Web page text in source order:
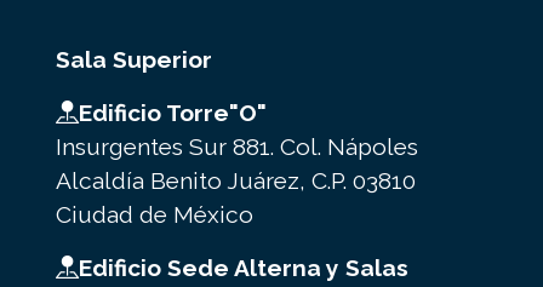
Sala Superior
Edificio Torre"O"
Insurgentes Sur 881. Col. Nápoles
Alcaldía Benito Juárez, C.P. 03810
Ciudad de México
Edificio Sede Alterna y Salas